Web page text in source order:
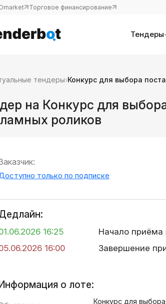
Торговое финансирование
Тендеры
тендеры›Конкурс для выбора
на Конкурс для
роликов
только по подписке
16:25
Начало приёма
16:00
Завершение
Информация о лоте:
Конкурс для